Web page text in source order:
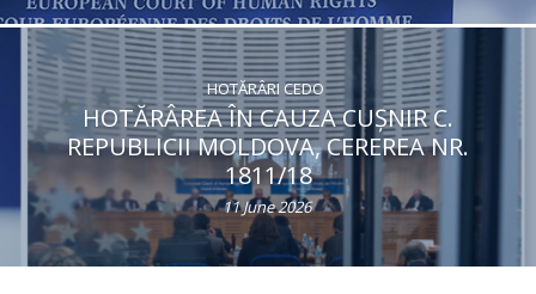
HOTĂRÂRI CEDO
HOTĂRÂREA ÎN CAUZA CUŞNIR C.
REPUBLICII MOLDOVA, CEREREA NR.
1811/18
11 June 2026